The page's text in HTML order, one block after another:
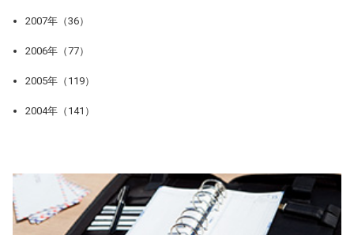
2007年（36）
2006年（77）
2005年（119）
2004年（141）